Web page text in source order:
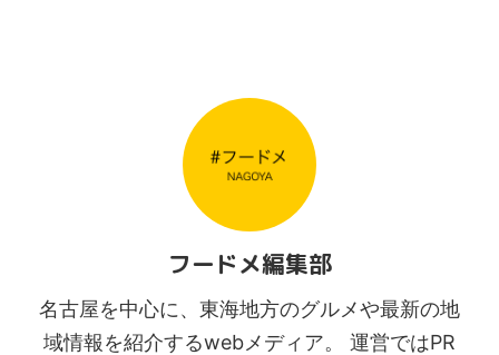
フードメ編集部
名古屋を中心に、東海地方のグルメや最新の地
域情報を紹介するwebメディア。 運営ではPR